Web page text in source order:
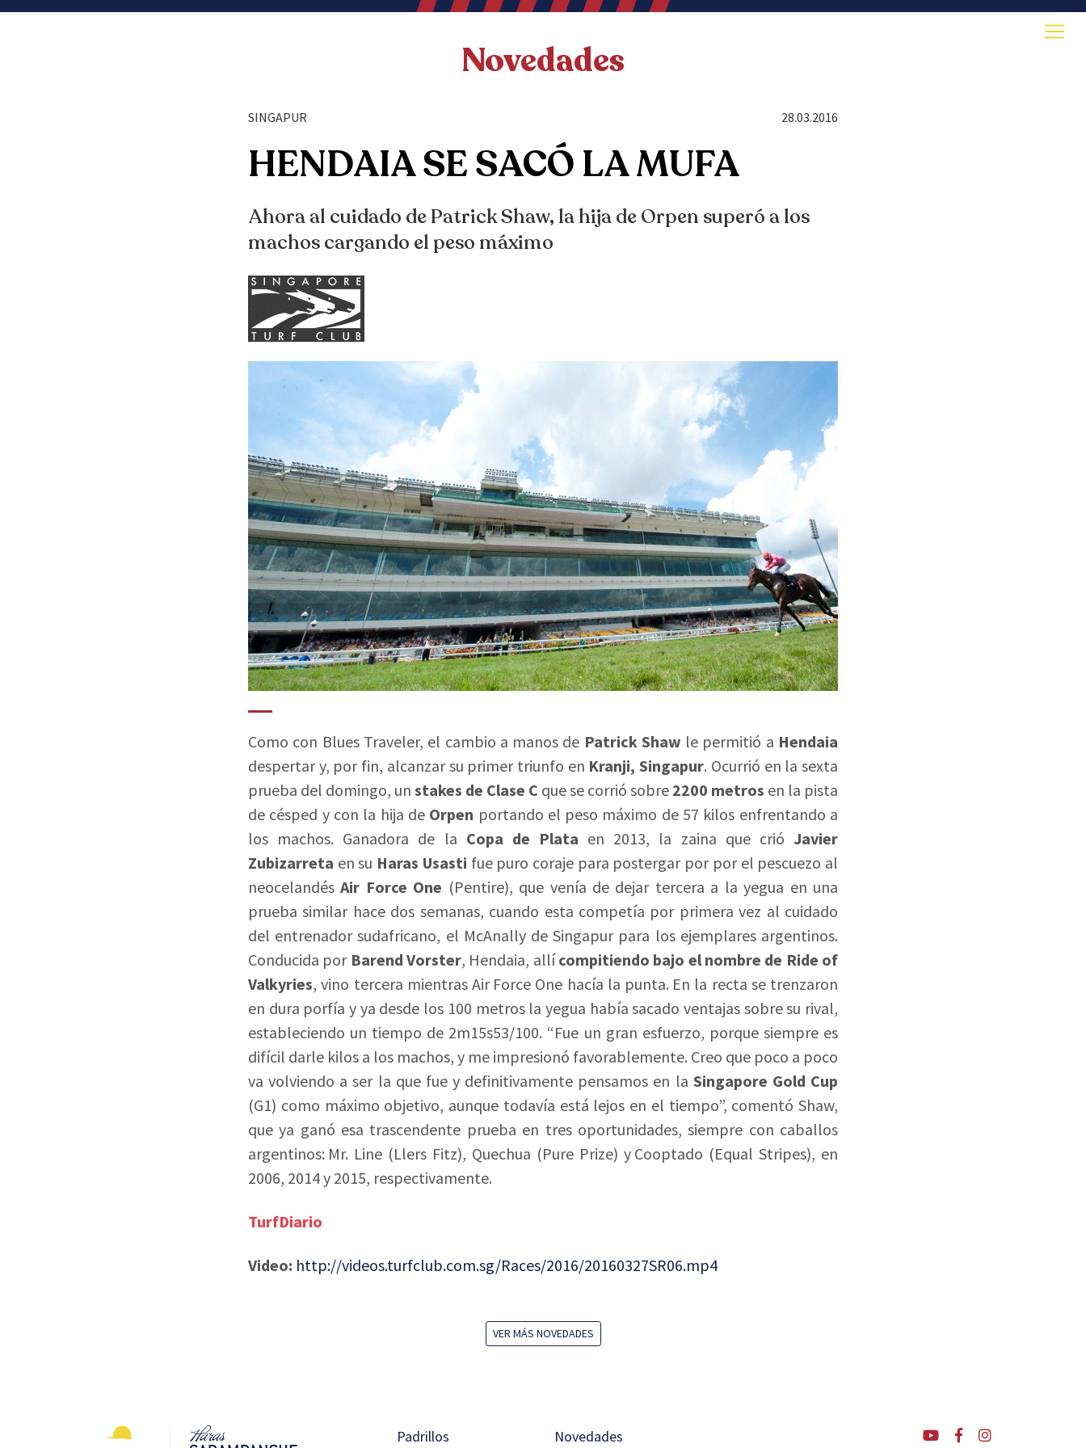
Novedades
SINGAPUR 28.03.2016
HENDAIA SE SACÓ LA MUFA
Ahora al cuidado de Patrick Shaw, la hija de Orpen superó a los
machos cargando el peso máximo
Como con Blues Traveler, el cambio a manos de Patrick Shaw le permitió a Hendaia
despertar y, por fin, alcanzar su primer triunfo en Kranji, Singapur. Ocurrió en la sexta
prueba del domingo, un stakes de Clase C que se corrió sobre 2200 metros en la pista
de césped y con la hija de Orpen portando el peso máximo de 57 kilos enfrentando a
los machos. Ganadora de la Copa de Plata en 2013, la zaina que crióJavier
Zubizarreta en su Haras Usasti fue puro coraje para postergar por por el pescuezo al
neocelandésAir Force One (Pentire), que venía de dejar tercera a la yegua en una
prueba similar hace dos semanas, cuando esta competía por primera vez al cuidado
del entrenador sudafricano, el McAnally de Singapur para los ejemplares argentinos.
Conducida por Barend Vorster, Hendaia, allícompitiendo bajo el nombre de Ride of
Valkyries, vino tercera mientras Air Force One hacía la punta. En la recta se trenzaron
en dura porfía y ya desde los 100 metros la yegua había sacado ventajas sobre su rival,
estableciendo un tiempo de 2m15s53/100. “Fue un gran esfuerzo, porque siempre es
difícil darle kilos a los machos, y me impresionó favorablemente. Creo que poco a poco
va volviendo a ser la que fue y definitivamente pensamos en la Singapore Gold Cup
(G1) como máximo objetivo, aunque todavía está lejos en el tiempo”, comentó Shaw,
que ya ganó esa trascendente prueba en tres oportunidades, siempre con caballos
argentinos: Mr. Line (Llers Fitz), Quechua (Pure Prize) y Cooptado (Equal Stripes), en
2006, 2014 y 2015, respectivamente.
TurfDiario
Video: http://videos.turfclub.com.sg/Races/2016/20160327SR06.mp4
VER MÁS NOVEDADES
Padrillos Novedades